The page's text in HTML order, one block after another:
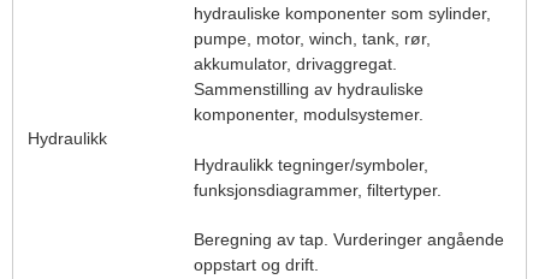
Hydraulikk
hydrauliske komponenter som sylinder,
pumpe, motor, winch, tank, rør,
akkumulator, drivaggregat.
Sammenstilling av hydrauliske
komponenter, modulsystemer.
Hydraulikk tegninger/symboler,
funksjonsdiagrammer, filtertyper.
Beregning av tap. Vurderinger angående
oppstart og drift.